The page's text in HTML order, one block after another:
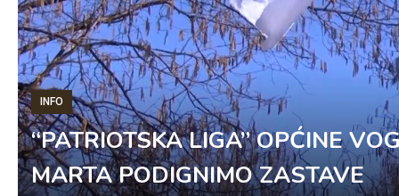
INFO
“PATRIOTSKA LIGA” OPĆINE
MARTA PODIGNIMO ZASTAVE